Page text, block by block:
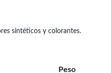
sintéticos y colorantes.
Peso